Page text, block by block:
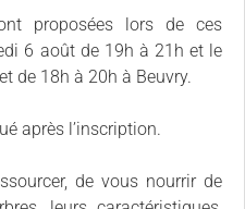
proposées lors de ces
6 août de 19h à 21h et le
de 18h à 20h à Beuvry.
après l’inscription.
de vous nourrir de